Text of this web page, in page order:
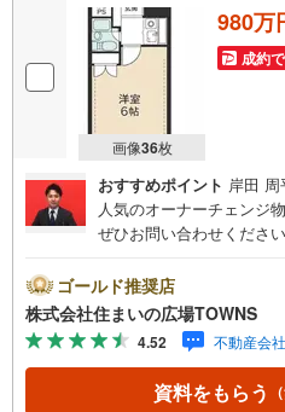
画像36枚
980万
成約
おすすめポイント 岸田 周
人気のオーナーチェンジ
ぜひお問い合わせくださ
下さい。「室内・現地を
とご見学がスムーズです
ります。○住宅ローンのご
ション■住まいの広場
ッフが親身になってお客
きます！ /他社様掲載物
ゴールド推奨店
株式会社住まいの広場TOWNS
4.52 不動産会
資料をもらう